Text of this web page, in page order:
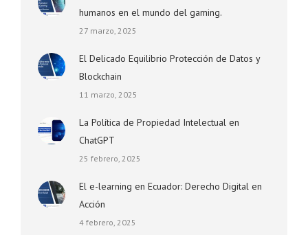
humanos en el mundo del gaming.
27 marzo, 2025
El Delicado Equilibrio Protección de Datos y
Blockchain
11 marzo, 2025
La Política de Propiedad Intelectual en
ChatGPT
25 febrero, 2025
El e-learning en Ecuador: Derecho Digital en
Acción
4 febrero, 2025